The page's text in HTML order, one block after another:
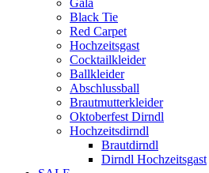
Gala
Black Tie
Red Carpet
Hochzeitsgast
Cocktailkleider
Ballkleider
Abschlussball
Brautmutterkleider
Oktoberfest Dirndl
Hochzeitsdirndl
Brautdirndl
Dirndl Hochzeitsgast